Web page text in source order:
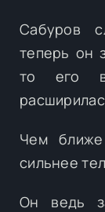
Сабуров
теперь он
то его
Чем
сильнее
Он ведь